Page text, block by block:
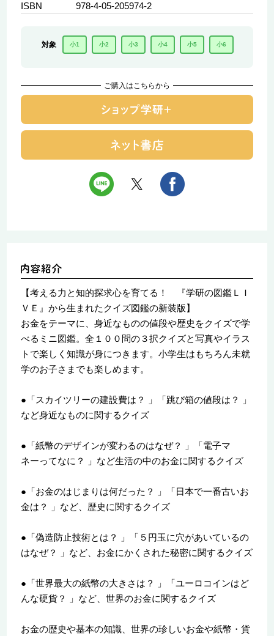
ISBN
978-4-05-205974-2
対象 小1 小2 小3 小4 小5 小6
ご購入はこちらから
【考える力と知的探求心を育てる！ 『学研の図鑑ＬＩ
ＶＥ』から生まれたクイズ図鑑の新装版】
お金をテーマに、身近なものの値段や歴史をクイズで学
べるミニ図鑑。全１００問の３択クイズと写真やイラス
トで楽しく知識が身につきます。小学生はもちろん未就
学のお子さまでも楽しめます。
●「スカイツリーの建設費は？ 」「跳び箱の値段は？ 」
など身近なものに関するクイズ
●「紙幣のデザインが変わるのはなぜ？ 」「電子マ
ネーってなに？ 」など生活の中のお金に関するクイズ
●「お金のはじまりは何だった？ 」「日本で一番古いお
金は？ 」など、歴史に関するクイズ
●「偽造防止技術とは？ 」「５円玉に穴があいているの
はなぜ？ 」など、お金にかくされた秘密に関するクイズ
●「世界最大の紙幣の大きさは？ 」「ユーロコインはど
んな硬貨？ 」など、世界のお金に関するクイズ
お金の歴史や基本の知識、世界の珍しいお金や紙幣・貨